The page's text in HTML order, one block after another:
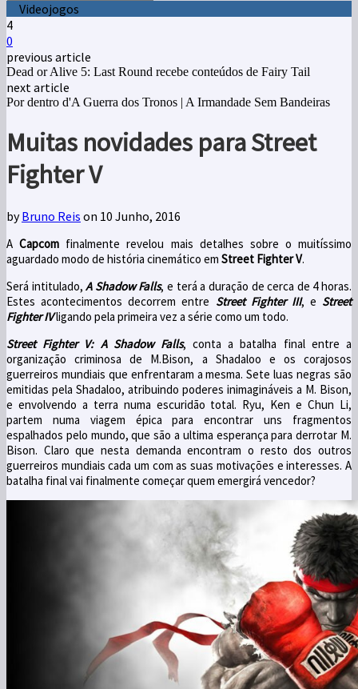
Videojogos
4
0
previous article
Dead or Alive 5: Last Round recebe conteúdos de Fairy Tail
next article
Por dentro d'A Guerra dos Tronos | A Irmandade Sem Bandeiras
Muitas novidades para Street
Fighter V
byBruno Reis on 10 Junho, 2016
ACapcom finalmente revelou mais detalhes sobre o muitíssimo
aguardado modo de história cinemático em Street Fighter V.
Será intitulado,A Shadow Falls, e terá a duração de cerca de 4 horas.
Estes acontecimentos decorrem entre Street Fighter III, e Street
Fighter IVligando pela primeira vez a série como um todo.
Street Fighter V: A Shadow Falls, conta a batalha final entre a
organização criminosa de M.Bison, a Shadaloo e os corajosos
guerreiros mundiais que enfrentaram a mesma. Sete luas negras são
emitidas pela Shadaloo, atribuindo poderes inimagináveis a M. Bison,
e envolvendo a terra numa escuridão total. Ryu, Ken e Chun Li,
partem numa viagem épica para encontrar uns fragmentos
espalhados pelo mundo, que são a ultima esperança para derrotar M.
Bison. Claro que nesta demanda encontram o resto dos outros
guerreiros mundiais cada um com as suas motivações e interesses. A
batalha final vai finalmente começar quem emergirá vencedor?